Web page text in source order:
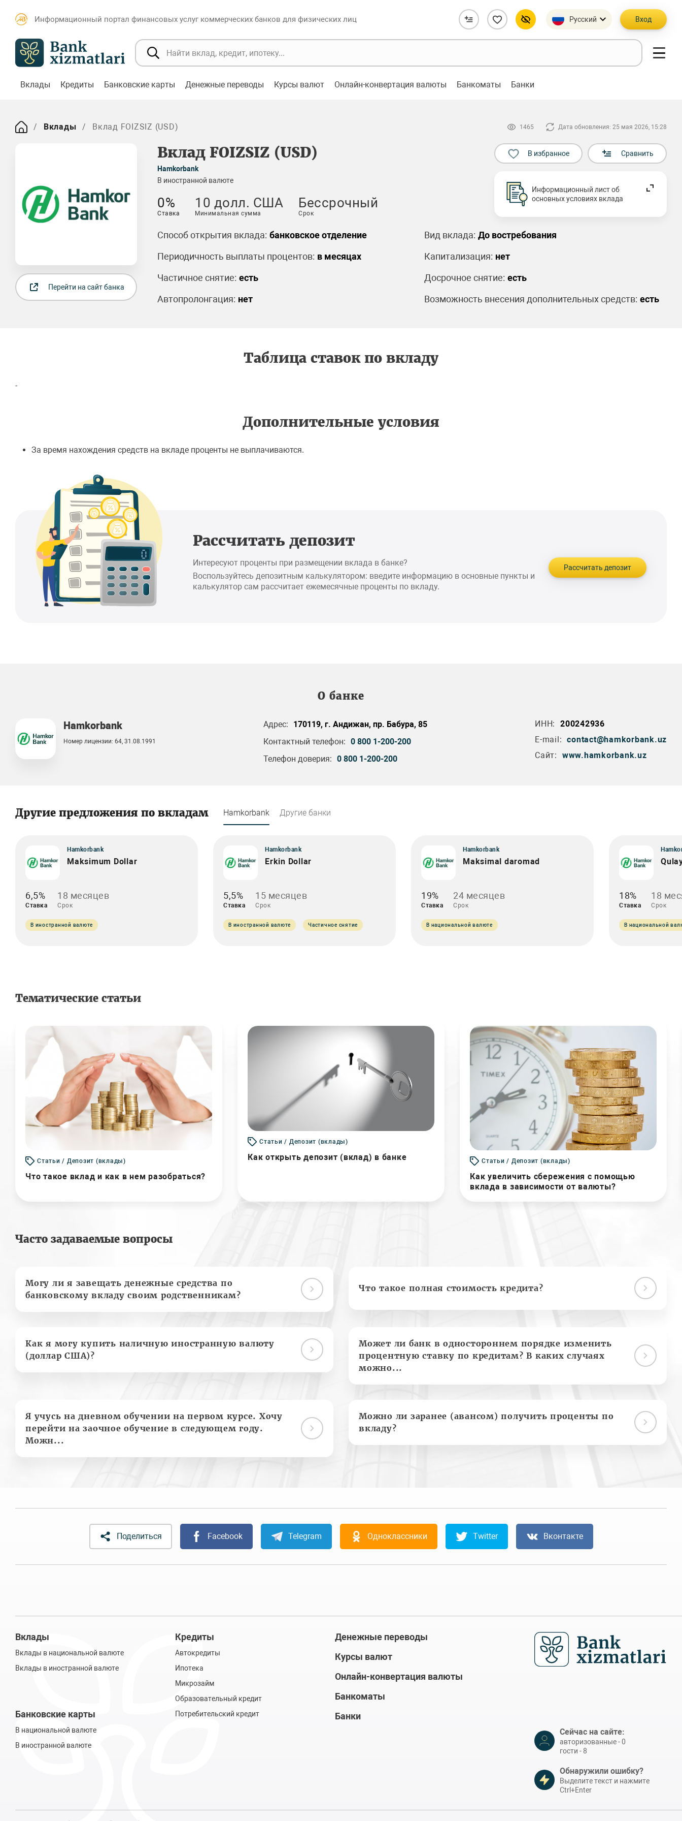
Информационный портал финансовых услуг коммерческих банков для физических лиц Русский Вход
Вклады Кредиты Банковские карты Денежные переводы Курсы валют Онлайн-конвертация валюты Банкоматы Банки
Вклады Вклад FOIZSIZ (USD) 1465 Дата обновления: 25 мая 2026, 15:28
Вклад FOIZSIZ (USD)
Hamkorbank
В иностранной валюте
В избранное Сравнить
Перейти на сайт банка
0%
Ставка
10 долл. США
Минимальная сумма
Бессрочный
Срок
Способ открытия вклада: банковское отделение Вид вклада: До востребования
Периодичность выплаты процентов: в месяцах Капитализация: нет
Частичное снятие: есть Досрочное снятие: есть
Автопролонгация: нет Возможность внесения дополнительных средств: есть
Информационный лист об
основных условиях вклада
Таблица ставок по вкладу
-
Дополнительные условия
За время нахождения средств на вкладе проценты не выплачиваются.
Рассчитать депозит
Интересуют проценты при размещении вклада в банке?
Воспользуйтесь депозитным калькулятором: введите информацию в основные пункты и
калькулятор сам рассчитает ежемесячные проценты по вкладу.
Рассчитать депозит
О банке
Hamkorbank
Номер лицензии: 64, 31.08.1991
Адрес:
170119, г. Андижан, пр. Бабура, 85
Контактный телефон: 0 800 1-200-200
Телефон доверия: 0 800 1-200-200
ИНН:
200242936
E-mail: contact@hamkorbank.uz
Сайт:
www.hamkorbank.uz
Другие предложения по вкладам Hamkorbank Другие банки
Hamkorbank
Maksimum Dollar
6,5%
Ставка
18 месяцев
Срок
В иностранной валюте
Hamkorbank
Erkin Dollar
5,5%
Ставка
15 месяцев
Срок
В иностранной валюте Частичное снятие
Hamkorbank
Maksimal daromad
19%
Ставка
24 месяцев
Срок
В национальной валюте
18%
Ставка
18
Срок
В национальной
Тематические статьи
Статьи / Депозит (вклады)
Что такое вклад и как в нем разобраться?
Статьи / Депозит (вклады)
Как открыть депозит (вклад) в банке Статьи / Депозит (вклады)
Как увеличить сбережения с помощью
вклада в зависимости от валюты?
Часто задаваемые вопросы
Могу ли я завещать денежные средства по
банковскому вкладу своим родственникам?
Что такое полная стоимость кредита?
Как я могу купить наличную иностранную валюту
(доллар США)?
Может ли банк в одностороннем порядке изменить
процентную ставку по кредитам? В каких случаях
можно...
Я учусь на дневном обучении на первом курсе. Хочу
перейти на заочное обучение в следующем году.
Можн...
Можно ли заранее (авансом) получить проценты по
вкладу?
Поделиться Facebook Telegram Одноклассники Twitter Вконтакте
Вклады
Вклады в национальной валюте
Вклады в иностранной валюте
Банковские карты
В национальной валюте
В иностранной валюте
Кредиты
Автокредиты
Ипотека
Микрозайм
Образовательный кредит
Потребительский кредит
Денежные переводы
Курсы валют
Онлайн-конвертация валюты
Банкоматы
Банки
авторизованные - 0
гости - 8
Выделите текст и нажмите
Ctrl+Enter